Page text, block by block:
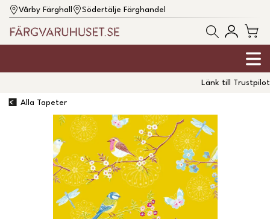
Vårby Färghall Södertälje Färghandel
Länk till Trustpilot
Alla Tapeter